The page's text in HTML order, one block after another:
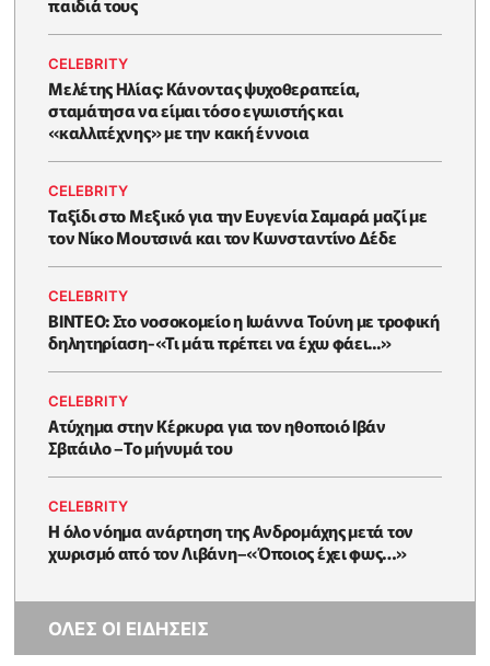
CELEBRITY
Μελέτης Ηλίας: Κάνοντας ψυχοθεραπεία,
σταμάτησα να είμαι τόσο εγωιστής και
«καλλιτέχνης» με την κακή έννοια
CELEBRITY
Ταξίδι στο Μεξικό για την Ευγενία Σαμαρά μαζί με
τον Νίκο Μουτσινά και τον Κωνσταντίνο Δέδε
CELEBRITY
ΒΙΝΤΕΟ: Στο νοσοκομείο η Ιωάννα Τούνη με τροφική
δηλητηρίαση-«Τι μάτι πρέπει να έχω φάει...»
CELEBRITY
Ατύχημα στην Κέρκυρα για τον ηθοποιό Ιβάν
Σβιτάιλο –Το μήνυμά του
CELEBRITY
Η όλο νόημα ανάρτηση της Ανδρομάχης μετά τον
χωρισμό από τον Λιβάνη–«Όποιος έχει φως…»
ΟΛΕΣ ΟΙ ΕΙΔΗΣΕΙΣ